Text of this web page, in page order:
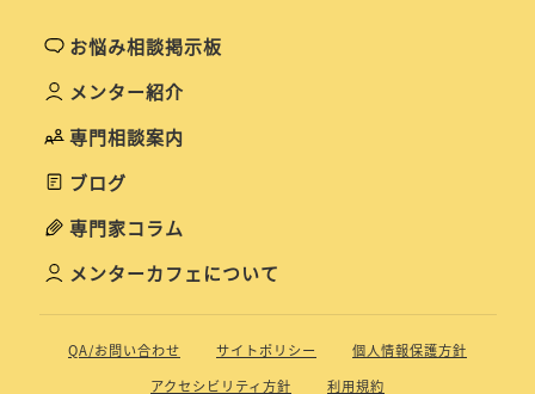
お悩み相談掲示板
メンター紹介
専門相談案内
ブログ
専門家コラム
メンターカフェについて
QA/お問い合わせ サイトポリシー
個人情報保護方針
アクセシビリティ方針
利用規約